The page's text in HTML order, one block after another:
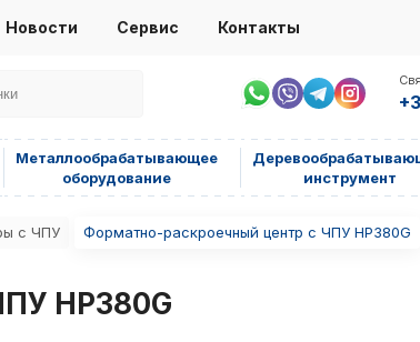
Новости Сервис Контакты
Металлообрабатывающее
оборудование
инструмент
с ЧПУ Форматно-раскроечный центр с ЧПУ HP380G
HP380G